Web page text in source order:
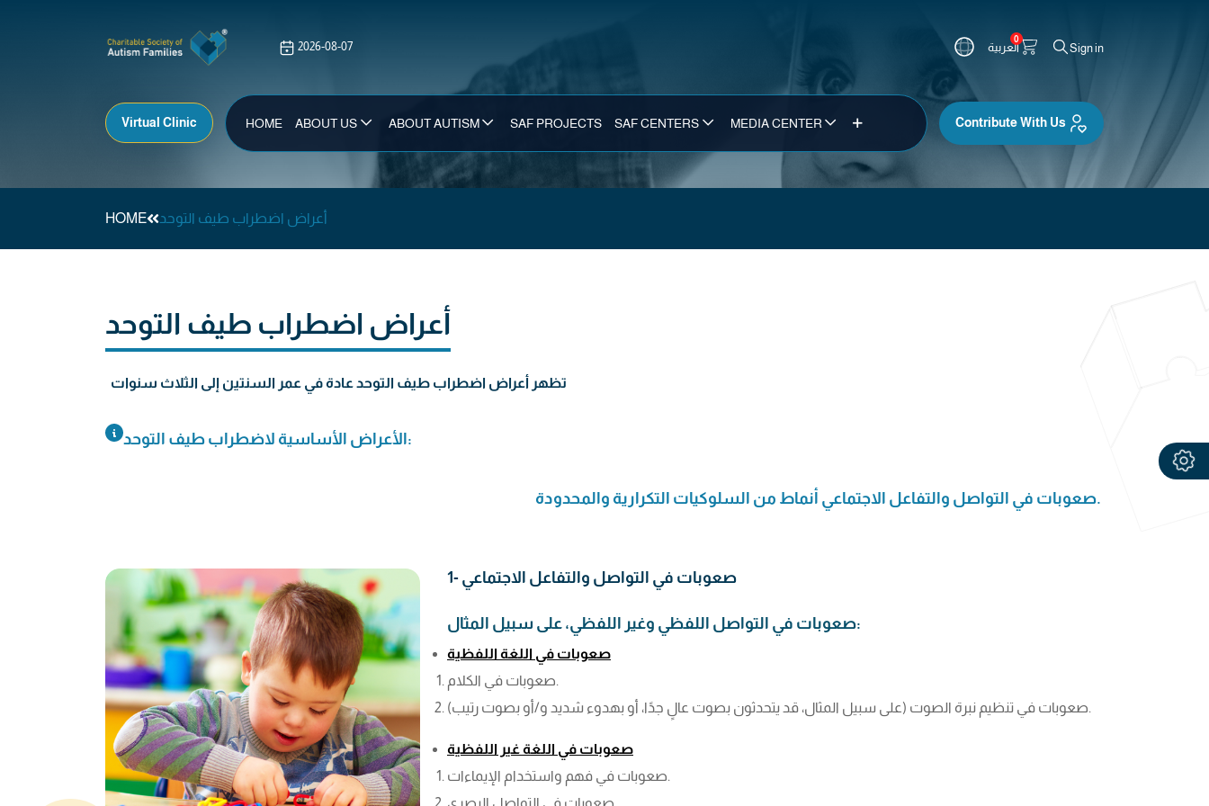
العربية
0
Sign in
Virtual Clinic HOME ABOUT US ABOUT AUTISM SAF PROJECTS SAF CENTERS MEDIA CENTER Contribute With Us
HOME أعراض اضطراب طيف التوحد
أعراض اضطراب طيف التوحد
تظهر أعراض اضطراب طيف التوحد عادة في عمر السنتين إلى الثلاث سنوات
الأعراض الأساسية لاضطراب طيف التوحد:
صعوبات في التواصل والتفاعل الاجتماعي أنماط من السلوكيات التكرارية والمحدودة.
1- صعوبات في التواصل والتفاعل الاجتماعي
صعوبات في التواصل اللفظي وغير اللفظي، على سبيل المثال:
صعوبات في اللغة اللفظية
صعوبات في الكلام.
صعوبات في تنظيم نبرة الصوت (على سبيل المثال، قد يتحدثون بصوت عالٍ جدًا، أو بهدوء شديد و/أو بصوت رتيب).
صعوبات في اللغة غير اللفظية
صعوبات في فهم واستخدام الإيماءات.